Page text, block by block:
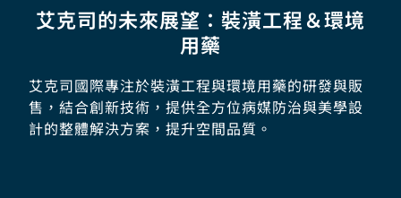
艾克司的未來展望：裝潢工程＆環境
用藥
艾克司國際專注於裝潢工程與環境用藥的研發與販
售，結合創新技術，提供全方位病媒防治與美學設
計的整體解決方案，提升空間品質。